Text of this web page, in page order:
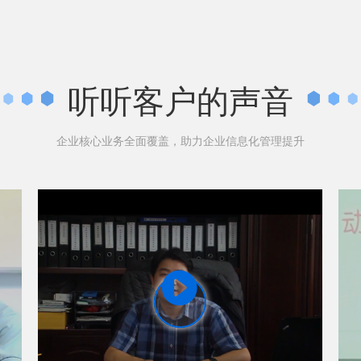
听听客户的声音
企业核心业务全面覆盖，助力企业信息化管理提升
